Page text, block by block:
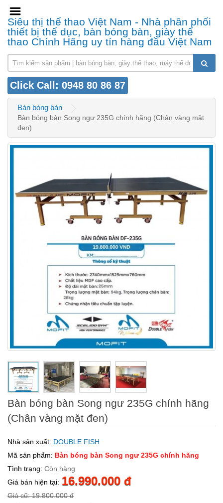
Siêu thị thể thao Việt Nam - Nhà phân phối
thiết bị thể dục, bàn bóng bàn, giày thể
thao Chính Hãng uy tín hàng đầu Việt Nam
Click Call: 0948 80 86 87
Bàn bóng bàn
Bàn bóng bàn Song ngư 235G chính hãng (Chân vàng mặt
đen)
Bàn bóng bàn Song ngư 235G chính hãng
(Chân vàng mặt đen)
Nhà sản xuất: DOUBLE FISH
Mã sản phẩm: Bàn bóng bàn Song ngư 235G chính hãng
Tình trạng: Còn hàng
Giá bán hiện tại: 16.990.000 đ
Giá cũ: 19.800.000 đ